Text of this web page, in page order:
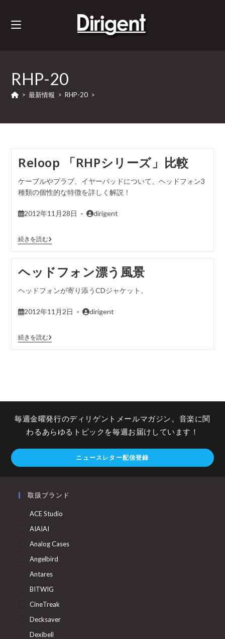
RHP-20
> 最新情報 > RHP-20 >
Reloop 「RHPシリーズ」比較
ケーブルやプラブ、イヤーパッドについて、ヘッドフォン3
種類の個性的な特徴を詳しく解説！
2012年11月28日 dirigent
続きを読む
ヘッドフォン漂う風景
ヘッドフォンが寄り添うCDジャケット。
2012年11月2日 dirigent
続きを読む
毎週金曜発行のディリゲントメールマガジン。音楽に関
わるあらゆるトピックを毎週お届けしています！
ニュースレター配信登録
取扱ブランド
ACE Studio
AIAIAI
Analog Cases
Angelbird
Antares
BITWIG
CineTreak
Decksaver
Dexibell